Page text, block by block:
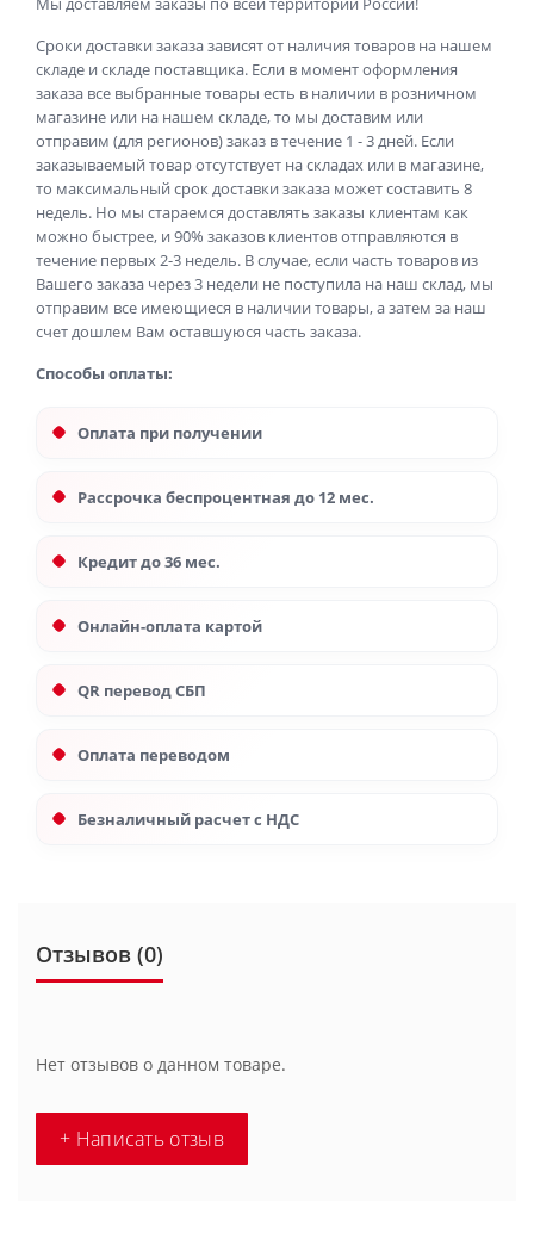
Сроки доставки заказа зависят от наличия товаров на нашем
складе и складе поставщика. Если в момент оформления
заказа все выбранные товары есть в наличии в розничном
магазине или на нашем складе, то мы доставим или
отправим (для регионов) заказ в течение 1 - 3 дней. Если
заказываемый товар отсутствует на складах или в магазине,
то максимальный срок доставки заказа может составить 8
недель. Но мы стараемся доставлять заказы клиентам как
можно быстрее, и 90% заказов клиентов отправляются в
течение первых 2-3 недель. В случае, если часть товаров из
Вашего заказа через 3 недели не поступила на наш склад, мы
отправим все имеющиеся в наличии товары, а затем за наш
счет дошлем Вам оставшуюся часть заказа.
Способы оплаты:
Оплата при получении
Рассрочка беспроцентная до 12 мес.
Кредит до 36 мес.
Онлайн-оплата картой
QR перевод СБП
Оплата переводом
Безналичный расчет с НДС
Отзывов (0)
Нет отзывов о данном товаре.
+ Написать отзыв